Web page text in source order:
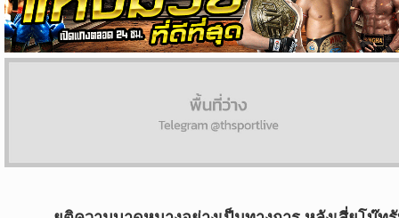
ผล
บอล
24